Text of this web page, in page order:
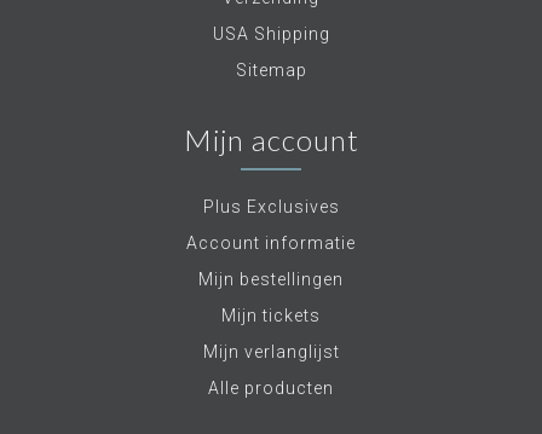
USA Shipping
Sitemap
Mijn account
Plus Exclusives
Account informatie
Mijn bestellingen
Mijn tickets
Mijn verlanglijst
Alle producten